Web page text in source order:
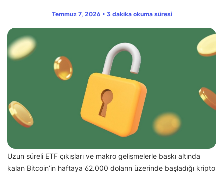
Temmuz 7, 2026 • 3 dakika okuma süresi
Uzun süreli ETF çıkışları ve makro gelişmelerle baskı altında
kalan Bitcoin’in haftaya 62.000 doların üzerinde başladığı kripto